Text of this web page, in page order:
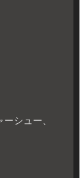
シュー、